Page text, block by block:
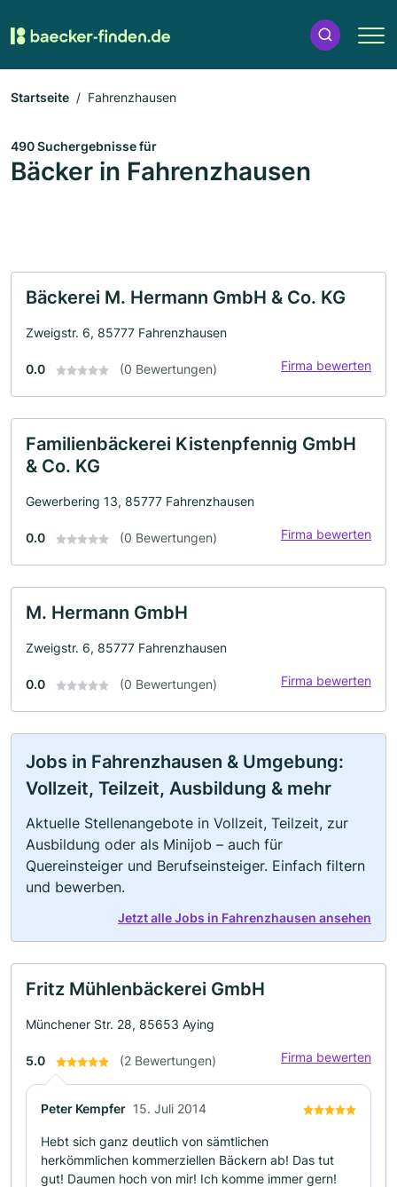
Startseite Fahrenzhausen
490 Suchergebnisse für
Bäcker in Fahrenzhausen
Bäckerei M. Hermann GmbH & Co. KG
Zweigstr. 6, 85777 Fahrenzhausen
0.0 (0 Bewertungen) Firma bewerten
Familienbäckerei Kistenpfennig GmbH
& Co. KG
Gewerbering 13, 85777 Fahrenzhausen
0.0 (0 Bewertungen) Firma bewerten
M. Hermann GmbH
Zweigstr. 6, 85777 Fahrenzhausen
0.0 (0 Bewertungen) Firma bewerten
Jobs in Fahrenzhausen & Umgebung:
Vollzeit, Teilzeit, Ausbildung & mehr
Aktuelle Stellenangebote in Vollzeit, Teilzeit, zur
Ausbildung oder als Minijob – auch für
Quereinsteiger und Berufseinsteiger. Einfach filtern
und bewerben.
Jetzt alle Jobs in Fahrenzhausen ansehen
Fritz Mühlenbäckerei GmbH
Münchener Str. 28, 85653 Aying
5.0 (2 Bewertungen) Firma bewerten
Peter Kempfer 15. Juli 2014
Hebt sich ganz deutlich von sämtlichen
herkömmlichen kommerziellen Bäckern ab! Das tut
gut! Daumen hoch von mir! Ich komme immer gern!